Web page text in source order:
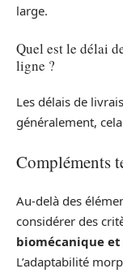
large.
Quel est le délai
ligne ?
Les délais de
généralement,
Compléments
Au‑delà des
considérer des
biomécanique
L’adaptabilité